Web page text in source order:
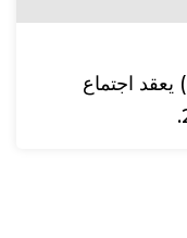
البنك الإسلامي الفلسطيني (ISBK) يعقد اجتماع